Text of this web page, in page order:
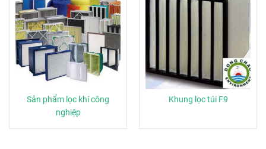
Sản phẩm lọc khí công
nghiệp
Khung lọc túi F9